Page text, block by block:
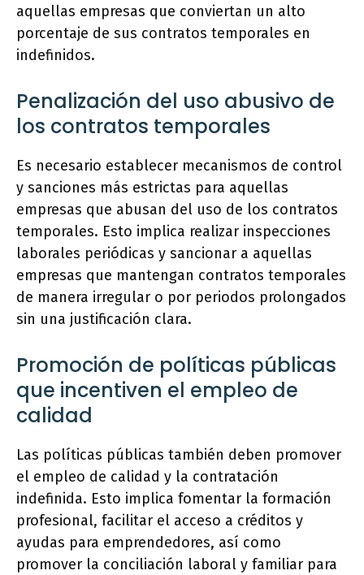
aquellas empresas que conviertan un alto
porcentaje de sus contratos temporales en
indefinidos.
Penalización del uso abusivo de
los contratos temporales
Es necesario establecer mecanismos de control
y sanciones más estrictas para aquellas
empresas que abusan del uso de los contratos
temporales. Esto implica realizar inspecciones
laborales periódicas y sancionar a aquellas
empresas que mantengan contratos temporales
de manera irregular o por periodos prolongados
sin una justificación clara.
Promoción de políticas públicas
que incentiven el empleo de
calidad
Las políticas públicas también deben promover
el empleo de calidad y la contratación
indefinida. Esto implica fomentar la formación
profesional, facilitar el acceso a créditos y
ayudas para emprendedores, así como
promover la conciliación laboral y familiar para